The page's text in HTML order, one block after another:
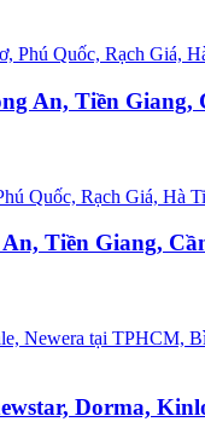
An, Tiền
Tiền Giang,
Dorma,